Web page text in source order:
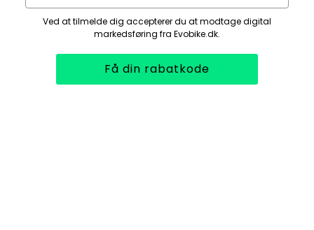
Ved at tilmelde dig accepterer du at modtage digital
markedsføring fra Evobike.dk.
Få din rabatkode